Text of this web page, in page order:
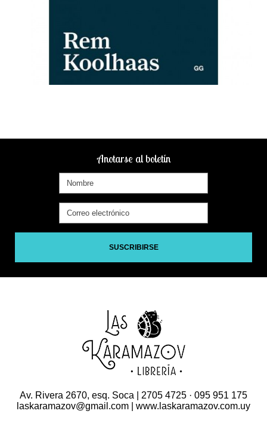
Anotarse al boletín
SUSCRIBIRSE
Av. Rivera 2670, esq. Soca | 2705 4725 · 095 951 175
laskaramazov@gmail.com | www.laskaramazov.com.uy